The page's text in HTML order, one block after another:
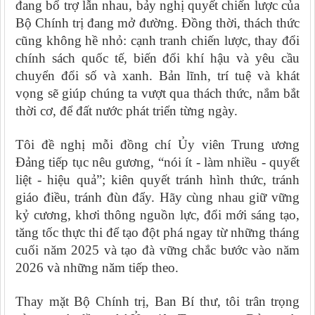
đang bổ trợ lẫn nhau, bảy nghị quyết chiến lược của
Bộ Chính trị đang mở đường. Đồng thời, thách thức
cũng không hề nhỏ: cạnh tranh chiến lược, thay đổi
chính sách quốc tế, biến đổi khí hậu và yêu cầu
chuyển đổi số và xanh. Bản lĩnh, trí tuệ và khát
vọng sẽ giúp chúng ta vượt qua thách thức, nắm bắt
thời cơ, để đất nước phát triển từng ngày.
Tôi đề nghị mỗi đồng chí Ủy viên Trung ương
Đảng tiếp tục nêu gương, “nói ít - làm nhiều - quyết
liệt - hiệu quả”; kiên quyết tránh hình thức, tránh
giáo điều, tránh đùn đẩy. Hãy cùng nhau giữ vững
kỷ cương, khơi thông nguồn lực, đổi mới sáng tạo,
tăng tốc thực thi để tạo đột phá ngay từ những tháng
cuối năm 2025 và tạo đà vững chắc bước vào năm
2026 và những năm tiếp theo.
Thay mặt Bộ Chính trị, Ban Bí thư, tôi trân trọng